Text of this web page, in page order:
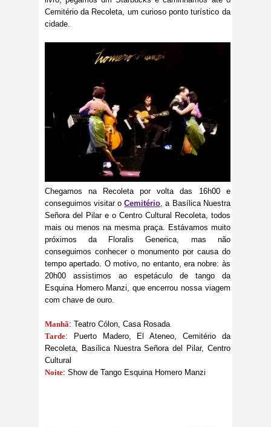
Cemitério da Recoleta, um curioso ponto turístico da
cidade.
Chegamos na Recoleta por volta das 16h00 e
conseguimos visitar oCemitério , a Basílica Nuestra
Señora del Pilar e o Centro Cultural Recoleta, todos
mais ou menos na mesma praça. Estávamos muito
próximos da Floralis Generica, mas não
conseguimos conhecer o monumento por causa do
tempo apertado. O motivo, no entanto, era nobre: às
20h00 assistimos ao espetáculo de tango da
Esquina Homero Manzi, que encerrou nossa viagem
com chave de ouro.
Manhã: Teatro Cólon, Casa Rosada
Tarde: Puerto Madero, El Ateneo, Cemitério da
Recoleta, Basílica Nuestra Señora del Pilar, Centro
Cultural
Noite: Show de Tango Esquina Homero Manzi